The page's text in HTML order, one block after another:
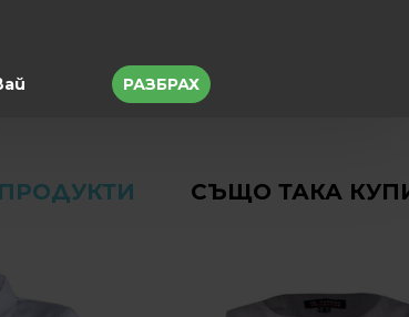
РАЗБРАХ
12 Б
Панталони
СЪЩО ТАКА